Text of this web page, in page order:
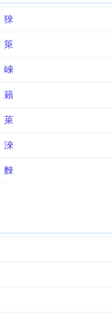
猍
箂
崍
籟
萊
淶
麳